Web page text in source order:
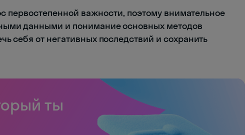
первостепенной важности, поэтому внимательное
данными и понимание основных методов
себя от негативных последствий и сохранить
ты